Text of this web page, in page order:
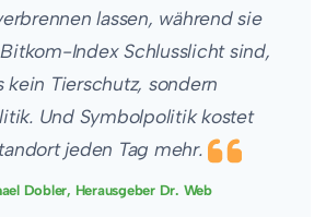
lassen, während sie
Index Schlusslicht sind,
kein Tierschutz, sondern
Und Symbolpolitik kostet
jeden Tag mehr.
Dobler, Herausgeber Dr. Web